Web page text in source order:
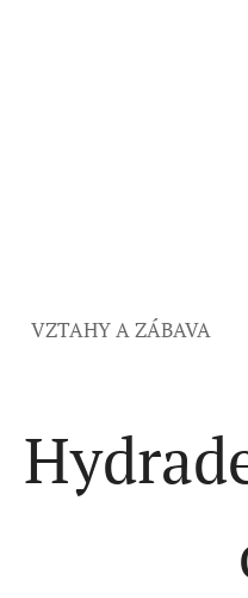
VZTAHY A ZÁBAVA